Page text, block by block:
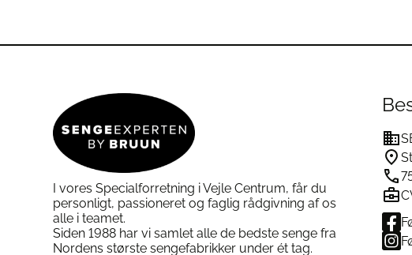
flere
vælges
på
varesiden
flere
I vores Specialforretning i Vejle Centrum, får du
personligt, passioneret og faglig rådgivning af os
alle i teamet.
Siden 1988 har vi samlet alle de bedste senge fra
Nordens største sengefabrikker under ét tag.